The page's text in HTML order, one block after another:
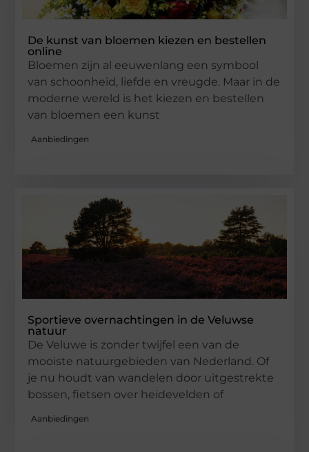
De kunst van bloemen kiezen en bestellen
online
Bloemen zijn al eeuwenlang een symbool
van schoonheid, liefde en vreugde. Maar in de
moderne wereld is het kiezen en bestellen
van bloemen een kunst
Aanbiedingen
Sportieve overnachtingen in de Veluwse
natuur
De Veluwe is zonder twijfel een van de
mooiste natuurgebieden van Nederland. Of
je nu houdt van wandelen door uitgestrekte
bossen, fietsen over heidevelden of
Aanbiedingen